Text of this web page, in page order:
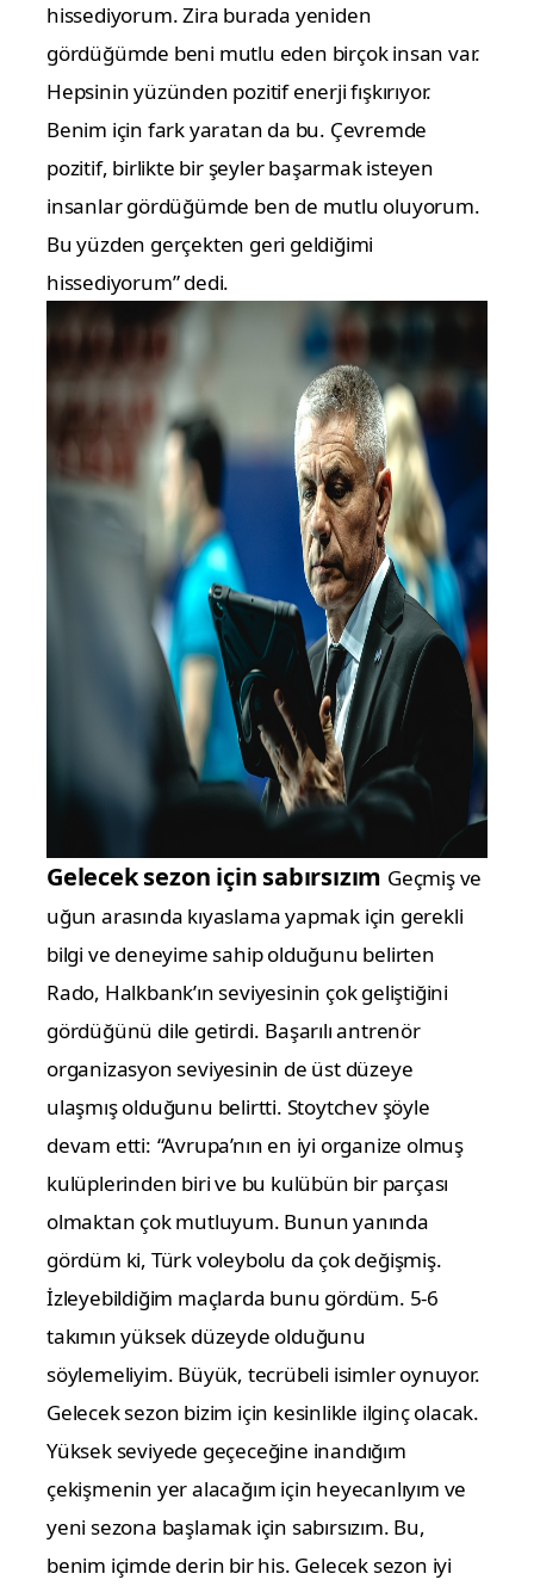
hissediyorum. Zira burada yeniden
gördüğümde beni mutlu eden birçok insan var.
Hepsinin yüzünden pozitif enerji fışkırıyor.
Benim için fark yaratan da bu. Çevremde
pozitif, birlikte bir şeyler başarmak isteyen
insanlar gördüğümde ben de mutlu oluyorum.
Bu yüzden gerçekten geri geldiğimi
hissediyorum” dedi.
Gelecek sezon için sabırsızım Geçmiş ve
uğun arasında kıyaslama yapmak için gerekli
bilgi ve deneyime sahip olduğunu belirten
Rado, Halkbank’ın seviyesinin çok geliştiğini
gördüğünü dile getirdi. Başarılı antrenör
organizasyon seviyesinin de üst düzeye
ulaşmış olduğunu belirtti. Stoytchev şöyle
devam etti: “Avrupa’nın en iyi organize olmuş
kulüplerinden biri ve bu kulübün bir parçası
olmaktan çok mutluyum. Bunun yanında
gördüm ki, Türk voleybolu da çok değişmiş.
İzleyebildiğim maçlarda bunu gördüm. 5-6
takımın yüksek düzeyde olduğunu
söylemeliyim. Büyük, tecrübeli isimler oynuyor.
Gelecek sezon bizim için kesinlikle ilginç olacak.
Yüksek seviyede geçeceğine inandığım
çekişmenin yer alacağım için heyecanlıyım ve
yeni sezona başlamak için sabırsızım. Bu,
benim içimde derin bir his. Gelecek sezon iyi